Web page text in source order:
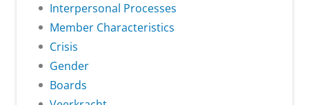
Interpersonal Processes
Member Characteristics
Crisis
Gender
Boards